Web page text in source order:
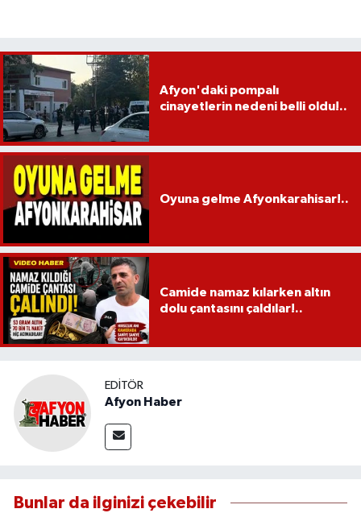
Afyon'daki pompalı
cinayetlerin nedeni belli oldu!..
Oyuna gelme Afyonkarahisar!..
Camide namaz kılarken altın
dolu çantasını çaldılar!..
EDITÖR
Afyon Haber
Bunlar da ilginizi çekebilir